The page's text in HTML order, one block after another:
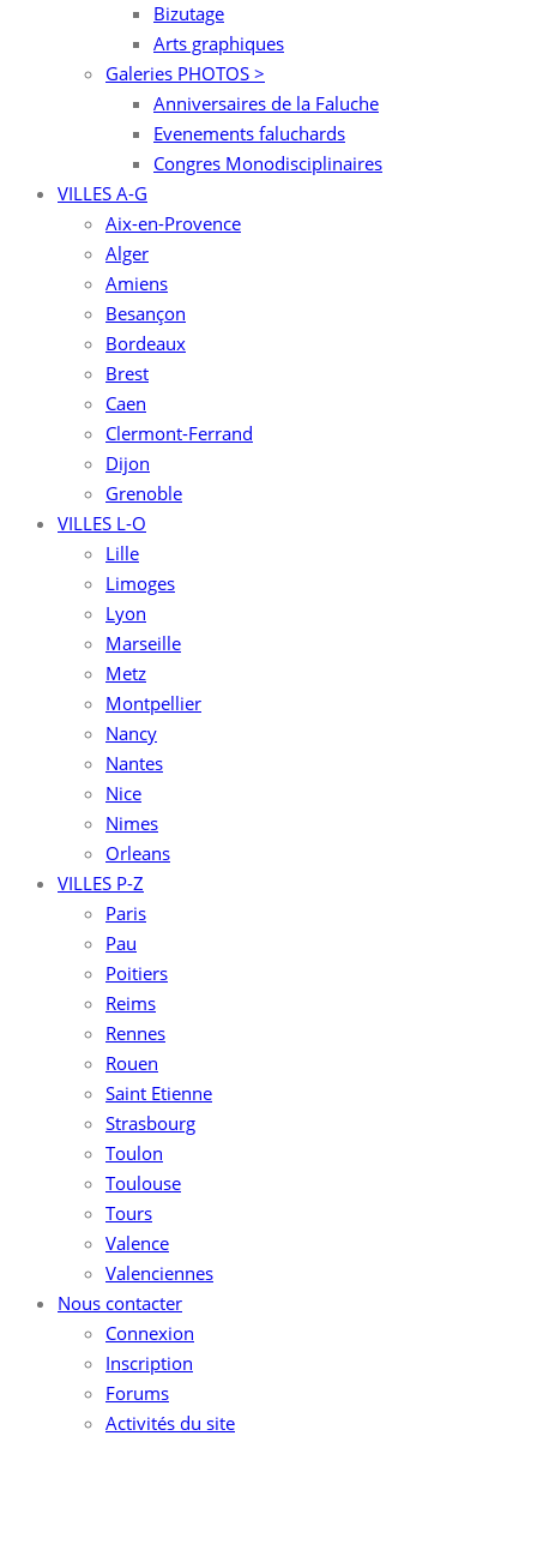
Bizutage
Arts graphiques
Galeries PHOTOS >
Anniversaires de la Faluche
Evenements faluchards
Congres Monodisciplinaires
VILLES A-G
Aix-en-Provence
Alger
Amiens
Besançon
Bordeaux
Brest
Caen
Clermont-Ferrand
Dijon
Grenoble
VILLES L-O
Lille
Limoges
Lyon
Marseille
Metz
Montpellier
Nancy
Nantes
Nice
Nimes
Orleans
VILLES P-Z
Paris
Pau
Poitiers
Reims
Rennes
Rouen
Saint Etienne
Strasbourg
Toulon
Toulouse
Tours
Valence
Valenciennes
Nous contacter
Connexion
Inscription
Forums
Activités du site